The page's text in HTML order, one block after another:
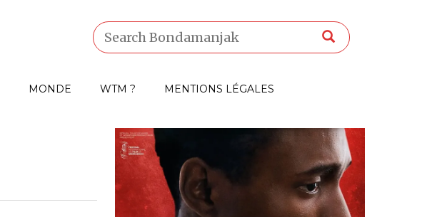
MONDE WTM ? MENTIONS LÉGALES